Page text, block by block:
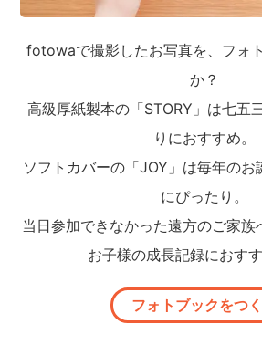
fotowaで撮影したお写真を、フォ
か？
高級厚紙製本の「STORY」は七五
りにおすすめ。
ソフトカバーの「JOY」は毎年の
にぴったり。
当日参加できなかった遠方のご家族
お子様の成長記録におすす
フォトブックをつ